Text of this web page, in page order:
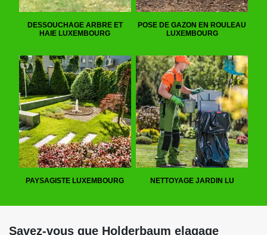
DESSOUCHAGE ARBRE ET
HAIE LUXEMBOURG
POSE DE GAZON EN ROULEAU
LUXEMBOURG
PAYSAGISTE LUXEMBOURG NETTOYAGE JARDIN LU
Savez-vous que Holderbaum elagage